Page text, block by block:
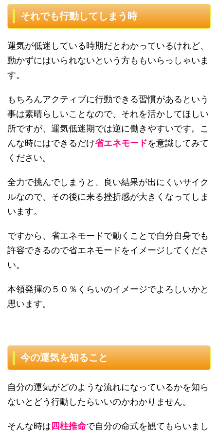
それでも行動してしまう時
運気が低迷している時期だとわかっているけれど、
動かずにはいられないという方ももいらっしゃいま
す。
もちろんアクティブに行動できる習慣があるという
事は素晴らしいことなので、それを活かしてほしい
所ですが、運気低迷期では逆に働きやすいです。こ
んな時にはできるだけ省エネモードを意識してみて
ください。
全力で挑んでしまうと、良い結果が出にくいサイク
ルなので、その後に来る挫折感が大きくなってしま
います。
ですから、省エネモードで動くことで自分自身でも
許容できるので省エネモードをイメージしてくださ
い。
本領発揮の５０％くらいのイメージでよろしいかと
思います。
今の運気を知ること
自分の運気がどのような流れになっているかを知ら
ないとどう行動したらいいのかわかりません。
そんな時は四柱推命で自分の命式を観てもらいまし